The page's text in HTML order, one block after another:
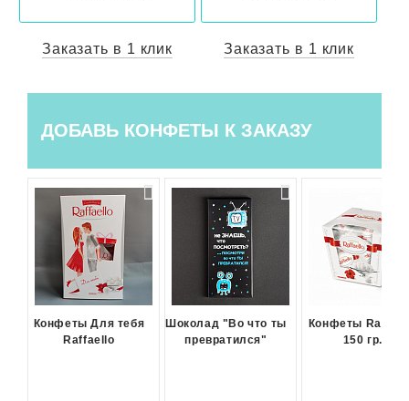
Заказать в 1 клик Заказать в 1 клик
ДОБАВЬ КОНФЕТЫ К ЗАКАЗУ
Конфеты Для тебя
Raffaello
Шоколад "Во что ты
превратился"
Конфеты
150 гр.